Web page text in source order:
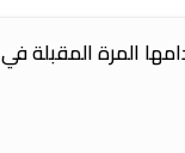
المرة المقبلة في